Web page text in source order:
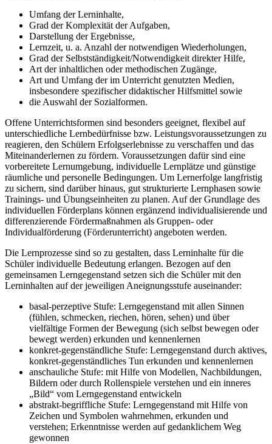
Umfang der Lerninhalte,
Grad der Komplexität der Aufgaben,
Darstellung der Ergebnisse,
Lernzeit, u. a. Anzahl der notwendigen Wiederholungen,
Grad der Selbstständigkeit/Notwendigkeit direkter Hilfe,
Art der inhaltlichen oder methodischen Zugänge,
Art und Umfang der im Unterricht genutzten Medien,
insbesondere spezifischer didaktischer Hilfsmittel sowie
die Auswahl der Sozialformen.
Offene Unterrichtsformen sind besonders geeignet, flexibel auf
unterschiedliche Lernbedürfnisse bzw. Leistungsvoraussetzungen zu
reagieren, den Schülern Erfolgserlebnisse zu verschaffen und das
Miteinanderlernen zu fördern. Voraussetzungen dafür sind eine
vorbereitete Lernumgebung, individuelle Lernplätze und günstige
räumliche und personelle Bedingungen. Um Lernerfolge langfristig
zu sichern, sind darüber hinaus, gut strukturierte Lernphasen sowie
Trainings- und Übungseinheiten zu planen. Auf der Grundlage des
individuellen Förderplans können ergänzend individualisierende und
differenzierende Fördermaßnahmen als Gruppen- oder
Individualförderung (Förderunterricht) angeboten werden.
Die Lernprozesse sind so zu gestalten, dass Lerninhalte für die
Schüler individuelle Bedeutung erlangen. Bezogen auf den
gemeinsamen Lerngegenstand setzen sich die Schüler mit den
Lerninhalten auf der jeweiligen Aneignungsstufe auseinander:
basal-perzeptive Stufe: Lerngegenstand mit allen Sinnen
(fühlen, schmecken, riechen, hören, sehen) und über
vielfältige Formen der Bewegung (sich selbst bewegen oder
bewegt werden) erkunden und kennenlernen
konkret-gegenständliche Stufe: Lerngegenstand durch aktives,
konkret-gegenständliches Tun erkunden und kennenlernen
anschauliche Stufe: mit Hilfe von Modellen, Nachbildungen,
Bildern oder durch Rollenspiele verstehen und ein inneres
„Bild“ vom Lerngegenstand entwickeln
abstrakt-begriffliche Stufe: Lerngegenstand mit Hilfe von
Zeichen und Symbolen wahrnehmen, erkunden und
verstehen; Erkenntnisse werden auf gedanklichem Weg
gewonnen